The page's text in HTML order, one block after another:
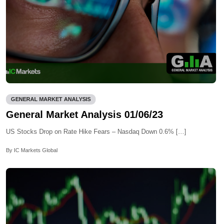
GENERAL MARKET ANALYSIS
General Market Analysis 01/06/23
US Stocks Drop on Rate Hike Fears – Nasdaq Down 0.6% […]
By IC Markets Global